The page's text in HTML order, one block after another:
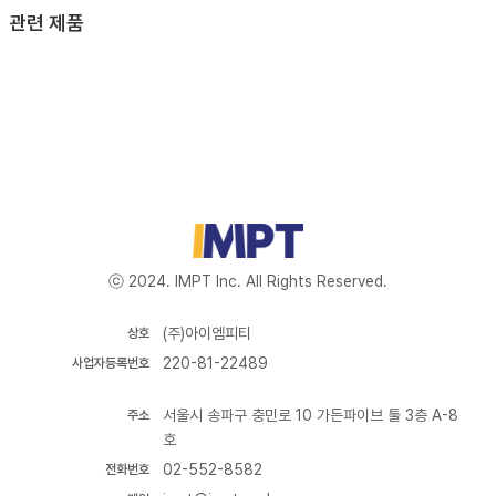
관련 제품
ⓒ 2024. IMPT Inc. All Rights Reserved.
(주)아이엠피티
상호
사업자등록번호
220-81-22489
주소
서울시 송파구 충민로 10 가든파이브 툴 3층 A-8
호
전화번호 02-552-8582